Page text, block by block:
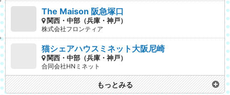
The Maison 阪急塚口
関西・中部（兵庫・神戸）
株式会社フロンティア
猫シェアハウスミネット大阪尼崎
関西・中部（兵庫・神戸）
合同会社HNミネット
もっとみる